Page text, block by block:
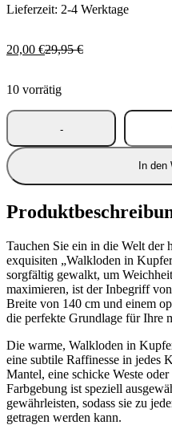
Lieferzeit: 2-4 Werktage
29,95€
Ursprünglicher
29,95 €
20,00 €
Aktueller
20,00 €.
10 vorrätig
In den
Tauchen Sie ein in die Welt der
exquisiten „Walkloden in
sorgfältig gewalkt, um
maximieren, ist der Inbegriff
Breite von 140 cm und einem
die perfekte Grundlage für Ihre
Die warme, Walkloden in
eine subtile Raffinesse in jedes
Mantel, eine schicke Weste
Farbgebung ist speziell
gewährleisten, sodass sie zu
getragen werden kann.